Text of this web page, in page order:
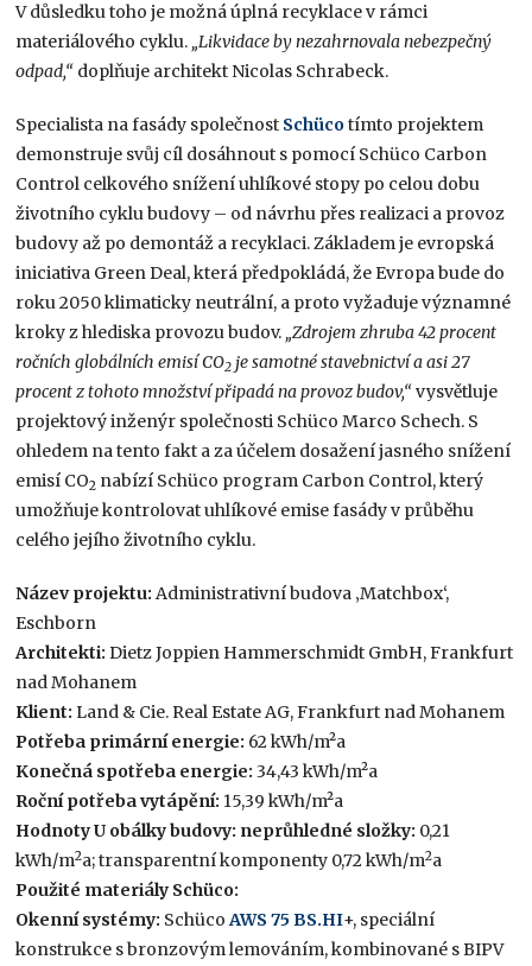
V důsledku toho je možná úplná recyklace v rámci
materiálového cyklu. „Likvidace by nezahrnovala nebezpečný
odpad,“ doplňuje architekt Nicolas Schrabeck.
Specialista na fasády společnost Schücotímto projektem
demonstruje svůj cíl dosáhnout s pomocí Schüco Carbon
Control celkového snížení uhlíkové stopy po celou dobu
životního cyklu budovy – od návrhu přes realizaci a provoz
budovy až po demontáž a recyklaci. Základem je evropská
iniciativa Green Deal, která předpokládá, že Evropa bude do
roku 2050 klimaticky neutrální, a proto vyžaduje významné
kroky z hlediska provozu budov. „Zdrojem zhruba 42 procent
ročních globálních emisí CO2 je samotné stavebnictví a asi 27
procent z tohoto množství připadá na provoz budov,“vysvětluje
projektový inženýr společnosti Schüco Marco Schech. S
ohledem na tento fakt a za účelem dosažení jasného snížení
emisí CO2 nabízí Schüco program Carbon Control, který
umožňuje kontrolovat uhlíkové emise fasády v průběhu
celého jejího životního cyklu.
Název projektu: Administrativní budova ‚Matchbox‘,
Eschborn
Architekti: Dietz Joppien Hammerschmidt GmbH, Frankfurt
nad Mohanem
Klient: Land & Cie. Real Estate AG, Frankfurt nad Mohanem
Potřeba primární energie: 62 kWh/m²a
Konečná spotřeba energie: 34,43 kWh/m²a
Roční potřeba vytápění: 15,39 kWh/m²a
Hodnoty U obálky budovy: neprůhledné složky: 0,21
kWh/m2a; transparentní komponenty 0,72 kWh/m2a
Použité materiály Schüco:
Okenní systémy: SchücoAWS 75 BS.HI+, speciální
konstrukce s bronzovým lemováním, kombinované s BIPV